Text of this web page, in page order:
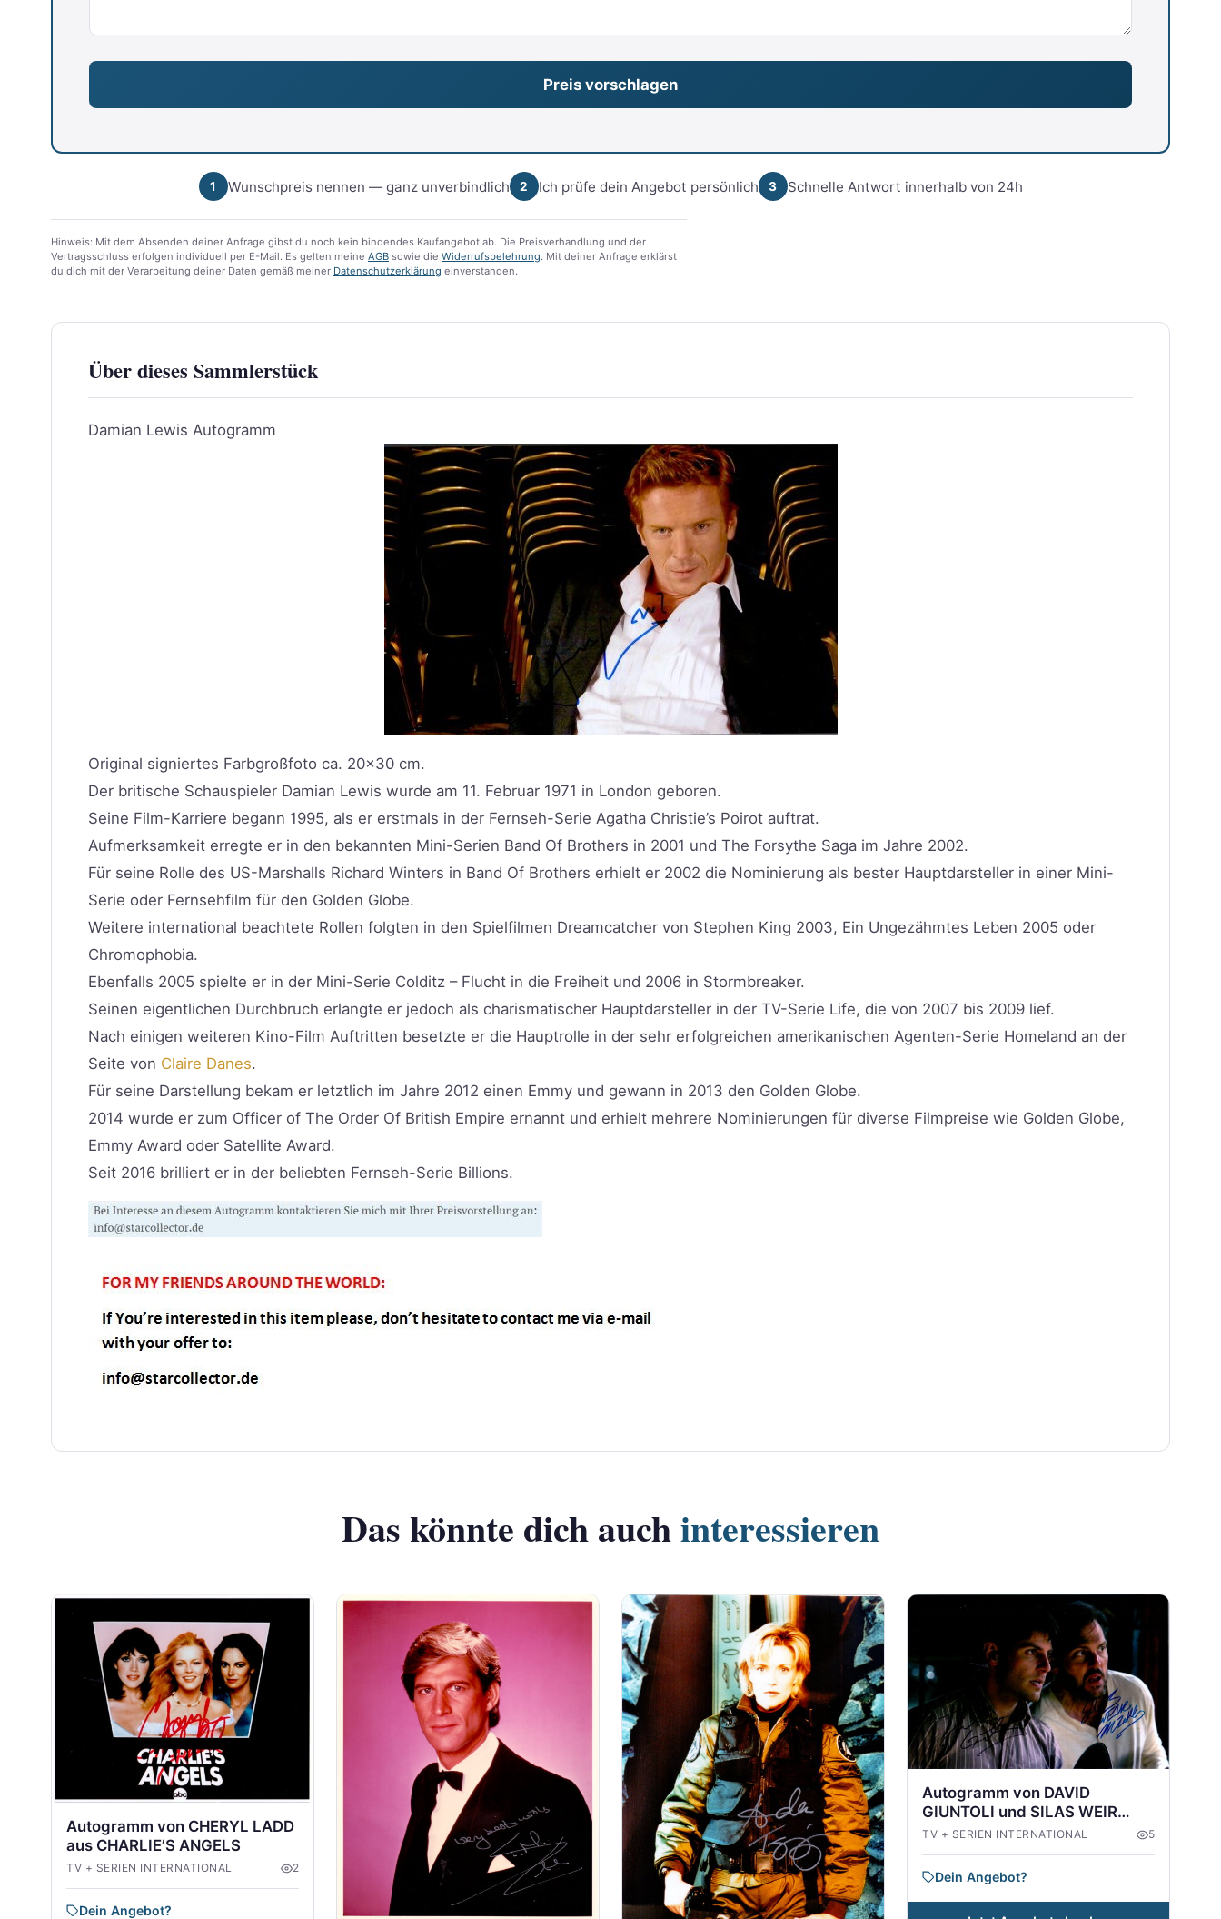
1 Wunschpreis nennen — ganz unverbindlich 2 Ich prüfe dein Angebot persönlich 3 Schnelle Antwort innerhalb von 24h
Hinweis: Mit dem Absenden deiner Anfrage gibst du noch kein bindendes Kaufangebot ab. Die Preisverhandlung und der
Vertragsschluss erfolgen individuell per E-Mail. Es gelten meine AGB sowie die Widerrufsbelehrung. Mit deiner Anfrage erklärst
du dich mit der Verarbeitung deiner Daten gemäß meiner Datenschutzerklärung einverstanden.
Über dieses Sammlerstück
Damian Lewis Autogramm
Original signiertes Farbgroßfoto ca. 20×30 cm.
Der britische Schauspieler Damian Lewis wurde am 11. Februar 1971 in London geboren.
Seine Film-Karriere begann 1995, als er erstmals in der Fernseh-Serie Agatha Christie’s Poirot auftrat.
Aufmerksamkeit erregte er in den bekannten Mini-Serien Band Of Brothers in 2001 und The Forsythe Saga im Jahre 2002.
Für seine Rolle des US-Marshalls Richard Winters in Band Of Brothers erhielt er 2002 die Nominierung als bester Hauptdarsteller in einer Mini-
Serie oder Fernsehfilm für den Golden Globe.
Weitere international beachtete Rollen folgten in den Spielfilmen Dreamcatcher von Stephen King 2003, Ein Ungezähmtes Leben 2005 oder
Chromophobia.
Ebenfalls 2005 spielte er in der Mini-Serie Colditz – Flucht in die Freiheit und 2006 in Stormbreaker.
Seinen eigentlichen Durchbruch erlangte er jedoch als charismatischer Hauptdarsteller in der TV-Serie Life, die von 2007 bis 2009 lief.
Nach einigen weiteren Kino-Film Auftritten besetzte er die Hauptrolle in der sehr erfolgreichen amerikanischen Agenten-Serie Homeland an der
Seite von Claire Danes.
Für seine Darstellung bekam er letztlich im Jahre 2012 einen Emmy und gewann in 2013 den Golden Globe.
2014 wurde er zum Officer of The Order Of British Empire ernannt und erhielt mehrere Nominierungen für diverse Filmpreise wie Golden Globe,
Emmy Award oder Satellite Award.
Seit 2016 brilliert er in der beliebten Fernseh-Serie Billions.
Das könnte dich auchinteressieren
Autogramm von CHERYL LADD
aus CHARLIE’S ANGELS
TV + SERIEN INTERNATIONAL 2
Dein Angebot?
Autogramm von DAVID
GIUNTOLI und SILAS WEIR
MITCHELL aus GRIMM
TV + SERIEN INTERNATIONAL 5
Dein Angebot?